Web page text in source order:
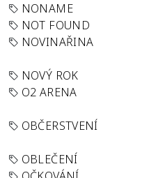
NONAME
NOT FOUND
NOVINAŘINA
NOVÝ ROK
O2 ARENA
OBČERSTVENÍ
OBLEČENÍ